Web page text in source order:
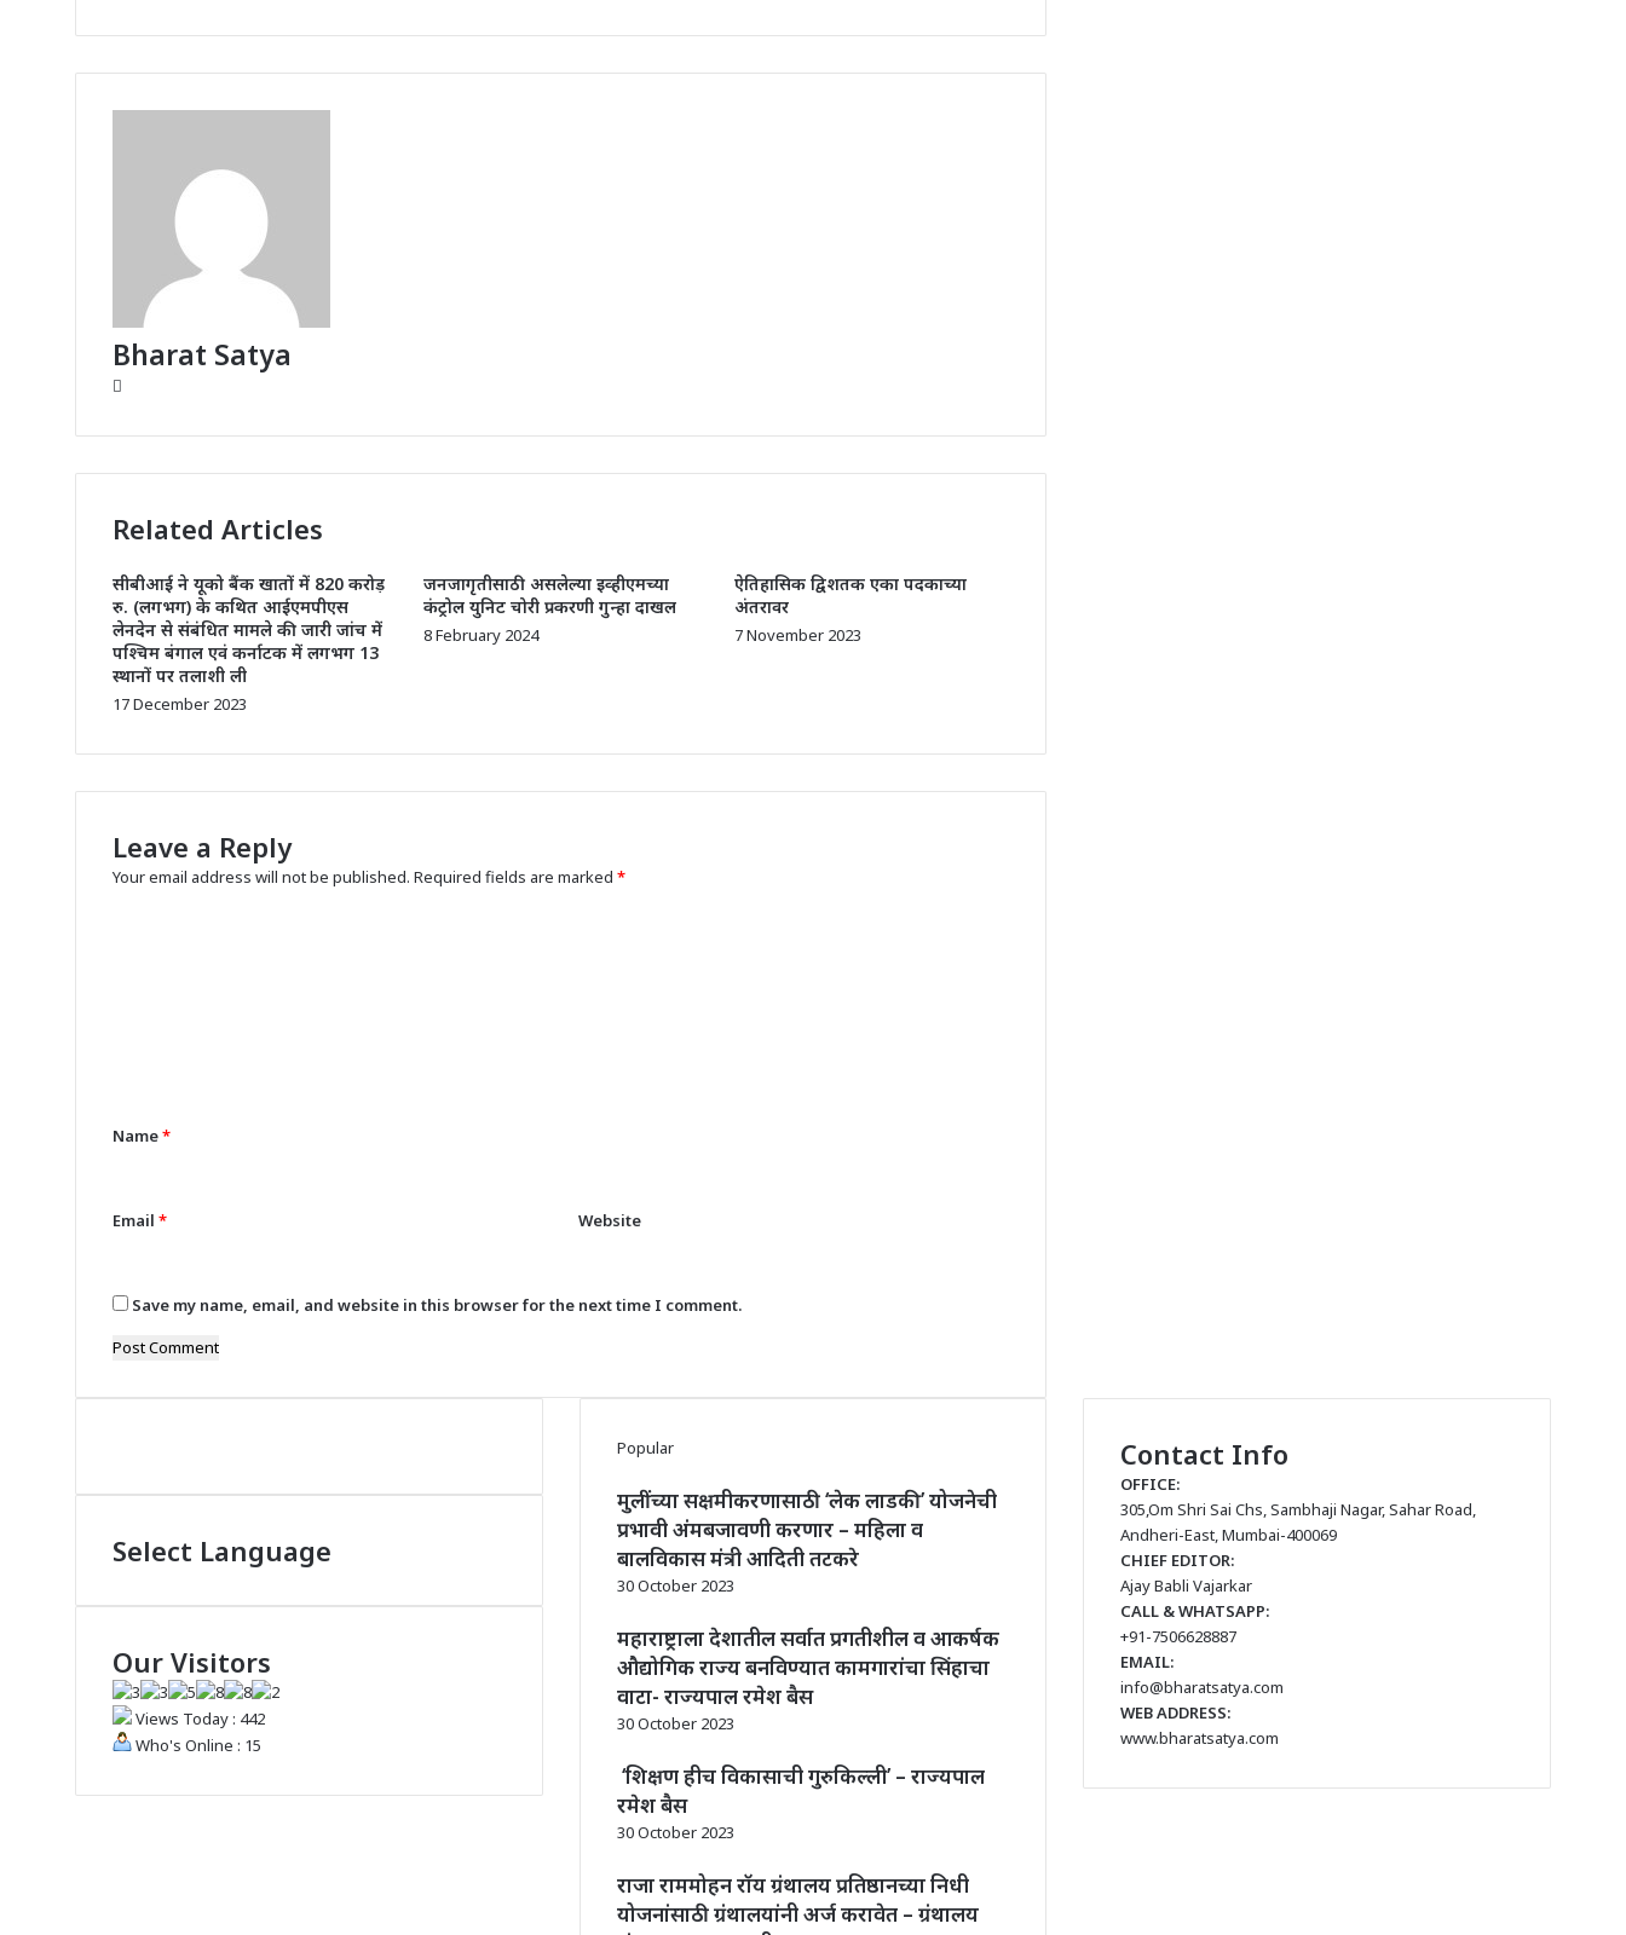
at
s
A
p
c
e
b
o
itt
e
r
k
e
dI
ai
l
ar
e
Bharat Satya
Related Articles
सीबीआई ने यूको बैंक खातों में 820 करोड़
रु. (लगभग) के कथित आईएमपीएस
लेनदेन से संबंधित मामले की जारी जांच में
पश्चिम बंगाल एवं कर्नाटक में लगभग 13
स्थानों पर तलाशी ली
17 December 2023
जनजागृतीसाठी असलेल्या इव्हीएमच्या
कंट्रोल युनिट चोरी प्रकरणी गुन्हा दाखल
8 February 2024
ऐतिहासिक द्विशतक एका पदकाच्या
अंतरावर
7 November 2023
Leave a Reply
Your email address will not be published. Required fields are marked *
tName*
Email * Website
Save my name, email, and website in this browser for the next time I comment.
Select Language
Our Visitors
Views Today : 442
Who's Online : 15
Popular
मुलींच्या सक्षमीकरणासाठी ‘लेक लाडकी’ योजनेची
प्रभावी अंमबजावणी करणार – महिला व
बालविकास मंत्री आदिती तटकरे
30 October 2023
महाराष्ट्राला देशातील सर्वात प्रगतीशील व आकर्षक
औद्योगिक राज्य बनविण्यात कामगारांचा सिंहाचा
वाटा- राज्यपाल रमेश बैस
30 October 2023
‘शिक्षण हीच विकासाची गुरुकिल्ली’ – राज्यपाल
रमेश बैस
30 October 2023
राजा राममोहन रॉय ग्रंथालय प्रतिष्ठानच्या निधी
योजनांसाठी ग्रंथालयांनी अर्ज करावेत – ग्रंथालय
Contact Info
OFFICE:
305,Om Shri Sai Chs, Sambhaji Nagar, Sahar Road,
Andheri-East, Mumbai-400069
CHIEF EDITOR:
Ajay Babli Vajarkar
CALL & WHATSAPP:
+91-7506628887
EMAIL:
info@bharatsatya.com
WEB ADDRESS:
www.bharatsatya.com